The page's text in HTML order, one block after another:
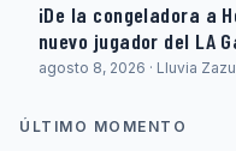
¡De la congeladora a
nuevo jugador del LA
agosto 8, 2026 · Lluvia
ÚLTIMO MOMENTO